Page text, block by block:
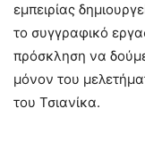
εμπειρίας
το συγγραφικό
πρόσκληση να
μόνον του
του Τσιανίκα.